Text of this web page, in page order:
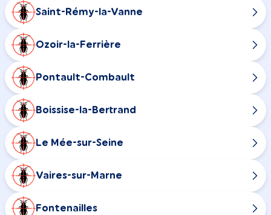
Saint-Rémy-la-Vanne
Ozoir-la-Ferrière
Pontault-Combault
Boissise-la-Bertrand
Le Mée-sur-Seine
Vaires-sur-Marne
Fontenailles